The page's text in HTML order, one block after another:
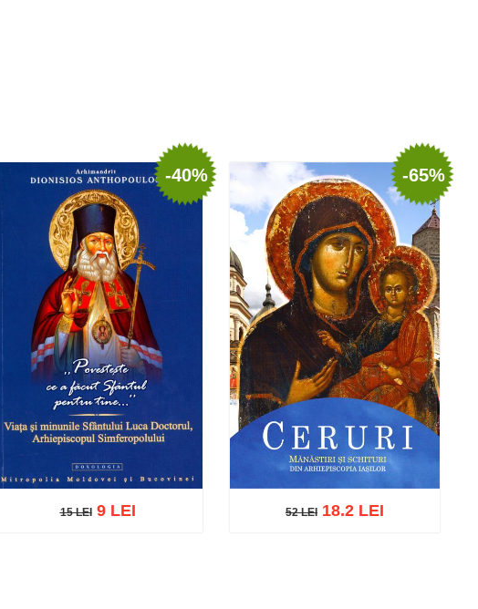
-40%
15 LEI9 LEI
-65%
52 LEI 18.2 LEI